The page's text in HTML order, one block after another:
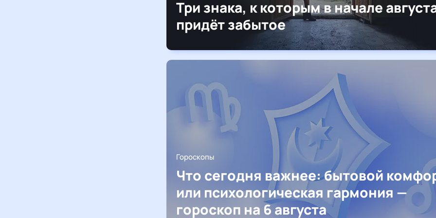
Три знака, к которым в начале
придёт забытое
Гороскопы
Что сегодня важнее: бытовой
или психологическая гармония —
гороскоп на 6 августа